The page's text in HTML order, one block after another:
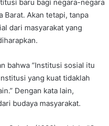
baru bagi negara-negara
Barat. Akan tetapi, tanpa
dari masyarakat yang
bahwa “Institusi sosial itu
yang kuat tidaklah
Dengan kata lain,
budaya masyarakat.